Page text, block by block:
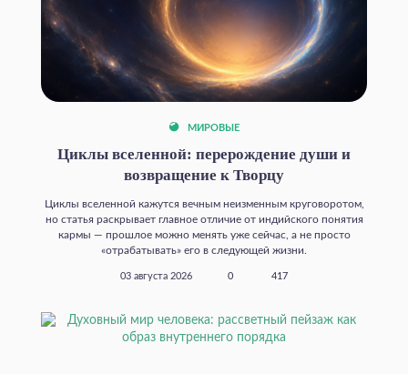
МИРОВЫЕ
Циклы вселенной: перерождение души и
возвращение к Творцу
Циклы вселенной кажутся вечным неизменным круговоротом,
но статья раскрывает главное отличие от индийского понятия
кармы — прошлое можно менять уже сейчас, а не просто
«отрабатывать» его в следующей жизни.
03 августа 2026 0 417